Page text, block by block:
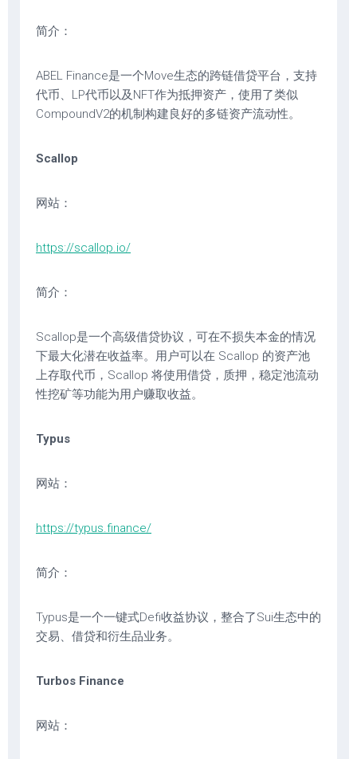
简介：
ABEL Finance是一个Move生态的跨链借贷平台，支持
代币、LP代币以及NFT作为抵押资产，使用了类似
CompoundV2的机制构建良好的多链资产流动性。
Scallop
网站：
https://scallop.io/
简介：
Scallop是一个高级借贷协议，可在不损失本金的情况
下最大化潜在收益率。用户可以在 Scallop 的资产池
上存取代币，Scallop 将使用借贷，质押，稳定池流动
性挖矿等功能为用户赚取收益。
Typus
网站：
https://typus.finance/
简介：
Typus是一个一键式Defi收益协议，整合了Sui生态中的
交易、借贷和衍生品业务。
Turbos Finance
网站：